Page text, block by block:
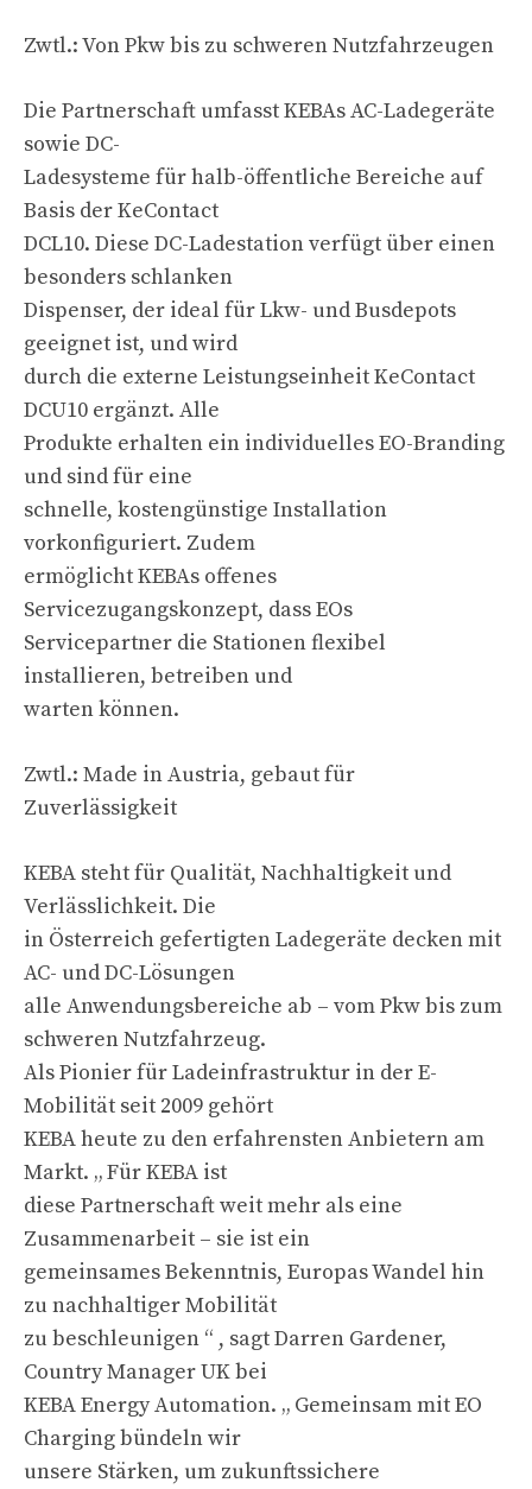
Zwtl.: Von Pkw bis zu schweren Nutzfahrzeugen
Die Partnerschaft umfasst KEBAs AC-Ladegeräte
sowie DC-
Ladesysteme für halb-öffentliche Bereiche auf
Basis der KeContact
DCL10. Diese DC-Ladestation verfügt über einen
besonders schlanken
Dispenser, der ideal für Lkw- und Busdepots
geeignet ist, und wird
durch die externe Leistungseinheit KeContact
DCU10 ergänzt. Alle
Produkte erhalten ein individuelles EO-Branding
und sind für eine
schnelle, kostengünstige Installation
vorkonfiguriert. Zudem
ermöglicht KEBAs offenes
Servicezugangskonzept, dass EOs
Servicepartner die Stationen flexibel
installieren, betreiben und
warten können.
Zwtl.: Made in Austria, gebaut für
Zuverlässigkeit
KEBA steht für Qualität, Nachhaltigkeit und
Verlässlichkeit. Die
in Österreich gefertigten Ladegeräte decken mit
AC- und DC-Lösungen
alle Anwendungsbereiche ab – vom Pkw bis zum
schweren Nutzfahrzeug.
Als Pionier für Ladeinfrastruktur in der E-
Mobilität seit 2009 gehört
KEBA heute zu den erfahrensten Anbietern am
Markt. „ Für KEBA ist
diese Partnerschaft weit mehr als eine
Zusammenarbeit – sie ist ein
gemeinsames Bekenntnis, Europas Wandel hin
zu nachhaltiger Mobilität
zu beschleunigen “ , sagt Darren Gardener,
Country Manager UK bei
KEBA Energy Automation. „ Gemeinsam mit EO
Charging bündeln wir
unsere Stärken, um zukunftssichere